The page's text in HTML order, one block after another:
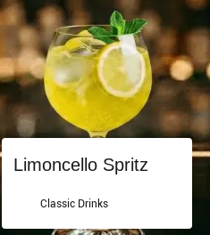
Limoncello Spritz
Classic Drinks